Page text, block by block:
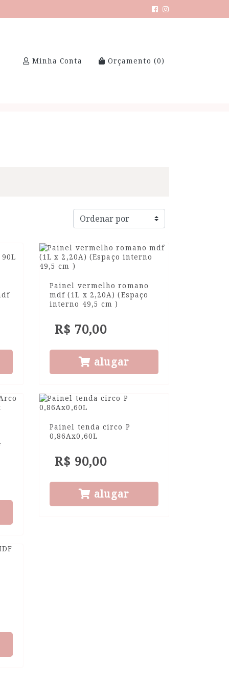
Minha Conta Orçamento (0)
Painel vermelho romano
mdf (1L x 2,20A) (Espaço
interno 49,5 cm )
R$ 70,00
alugar
Painel tenda circo P
0,86Ax0,60L
R$ 90,00
alugar